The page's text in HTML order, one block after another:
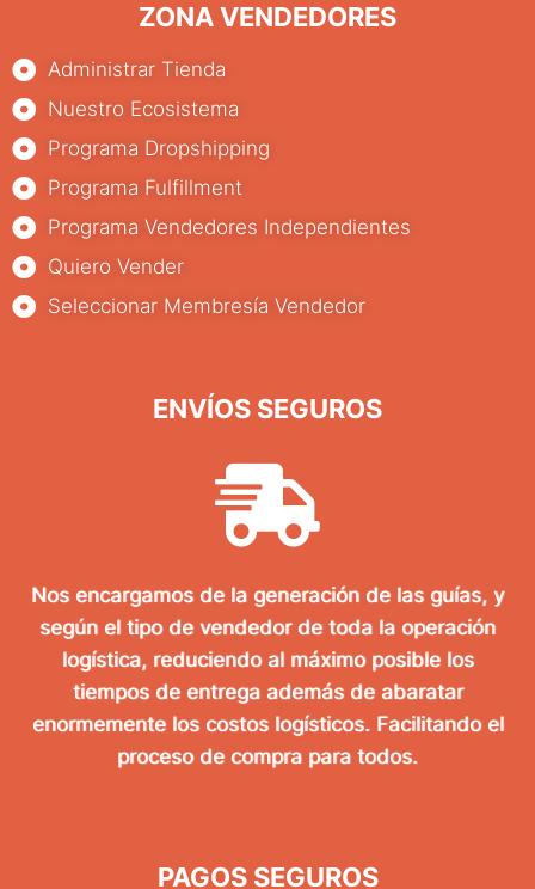
ZONA VENDEDORES
Administrar Tienda
Nuestro Ecosistema
Programa Dropshipping
Programa Fulfillment
Programa Vendedores Independientes
Quiero Vender
Seleccionar Membresía Vendedor
ENVÍOS SEGUROS
Nos encargamos de la generación de las guías, y
según el tipo de vendedor de toda la operación
logística, reduciendo al máximo posible los
tiempos de entrega además de abaratar
enormemente los costos logísticos. Facilitando el
proceso de compra para todos.
PAGOS SEGUROS